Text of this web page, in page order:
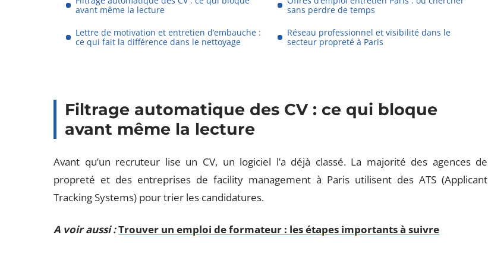
avant même la lecture
sans perdre de temps
Lettre de motivation et entretien d’embauche :
ce qui fait la différence dans le nettoyage
Réseau professionnel et visibilité dans le
secteur propreté à Paris
Filtrage automatique des CV : ce qui bloque
avant même la lecture
Avant qu’un recruteur lise un CV, un logiciel l’a déjà classé. La majorité des agences de
propreté et des entreprises de facility management à Paris utilisent des ATS (Applicant
Tracking Systems) pour trier les candidatures.
A voir aussi :Trouver un emploi de formateur : les étapes importants à suivre